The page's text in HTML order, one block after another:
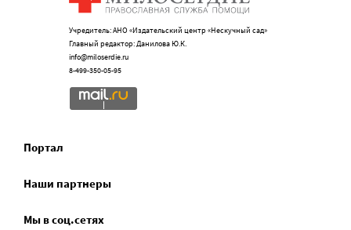
Учредитель: АНО «Издательский центр «Нескучный сад»
Главный редактор: Данилова Ю.К.
info@miloserdie.ru
8-499-350-05-95
Портал
Наши партнеры
Мы в соц.сетях